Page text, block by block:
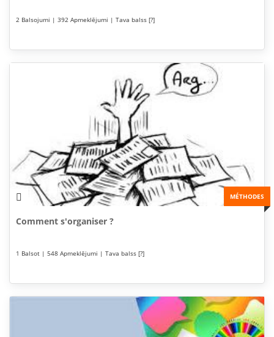
2 Balsojumi | 392 Apmeklējumi | Tava balss [?]
MÉTHODES
Comment s'organiser ?
1 Balsot | 548 Apmeklējumi | Tava balss [?]